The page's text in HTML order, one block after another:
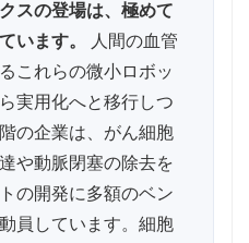
スの登場は、極めて
います。
人間の血管
これらの微小ロボッ
実用化へと移行しつ
の企業は、がん細胞
や動脈閉塞の除去を
の開発に多額のベン
員しています。細胞